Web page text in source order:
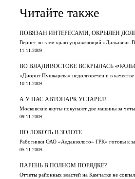
Читайте также
ПОВЯЗАН ИНТЕРЕСАМИ, ОКРЫЛЕН
Вернет ли заем краю управляющий «Дальавиа»
11.11.2009
ВО ВЛАДИВОСТОКЕ ВСКРЫЛАСЬ
«Диорит Пушкарева» недолговечен и в
10.11.2009
А У НАС АВТОПАРК УСТАРЕЛ!
Московские якуты покупают две машины за
09.11.2009
ПО ЛОКОТЬ В ЗОЛОТЕ
Работники ОАО «Алданзолото» ГРК» готовы к
05.11.2009
ПАРЕНЬ В ПОЛНОМ ПОРЯДКЕ?
Отчеты районных властей на Камчатке не